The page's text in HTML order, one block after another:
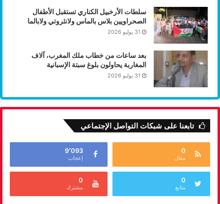
سلطات الأرخبيل الكناري تستقبل الأطفال
الصحراويين بلاس بالماس ولانثروتي ولابالما
31 يوليو 2026
بعد ساعات من خطاب ملك المغرب، آلاف
المغاربة يحاولون بلوغ سبتة الإسبانية
31 يوليو 2026
تابعنا على شبكات التواصل الإجتماعي
0
مقال
9٬093
إعجاب
0
متابع
0
مشترك